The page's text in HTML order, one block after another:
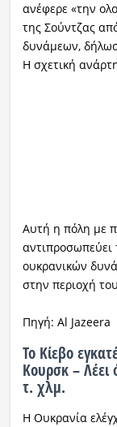
ανέφερε «την
της Σούντζας
δυνάμεων,
Η σχετική
Αυτή η πόλη με
αντιπροσωπεύει
ουκρανικών
στην περιοχή
Πηγή: Al Jazeera
Το Κίεβο
Κουρσκ – Λέει
τ. χλμ.
Η Ουκρανία